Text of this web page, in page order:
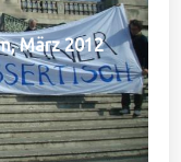
März 2012